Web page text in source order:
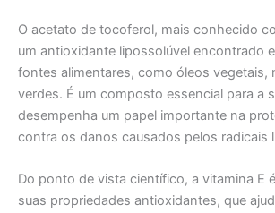
O acetato de tocoferol, mais conhecido
um antioxidante lipossolúvel encontrado
fontes alimentares, como óleos vegetais,
verdes. É um composto essencial para a
desempenha um papel importante na
contra os danos causados pelos radicais
Do ponto de vista científico, a vitamina E
suas propriedades antioxidantes, que